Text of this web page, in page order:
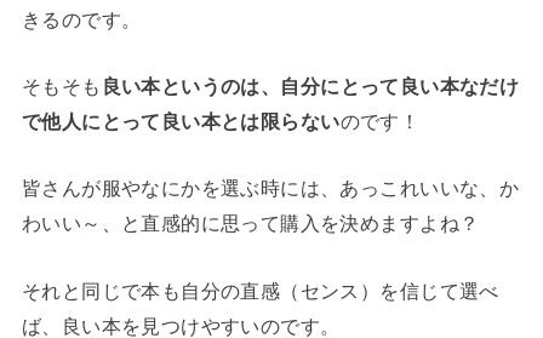
きるのです。
そもそも 良い本というのは、自分にとって良い本なだけ
で他人にとって良い本とは限らないのです！
皆さんが服やなにかを選ぶ時には、あっこれいいな、か
わいい～、と直感的に思って購入を決めますよね？
それと同じで本も自分の直感（センス）を信じて選べ
ば、良い本を見つけやすいのです。